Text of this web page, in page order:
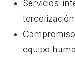
Servicios
tercerización
equipo